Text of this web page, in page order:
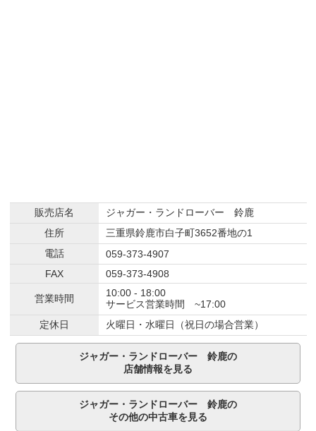
販売店名
ジャガー・ランドローバー 鈴鹿
住所
三重県鈴鹿市白子町3652番地の1
電話
059-373-4907
FAX
059-373-4908
営業時間
10:00 - 18:00
サービス営業時間 ~17:00
定休日
火曜日・水曜日（祝日の場合営業）
ジャガー・ランドローバー 鈴鹿の
店舗情報を見る
ジャガー・ランドローバー 鈴鹿の
その他の中古車を見る